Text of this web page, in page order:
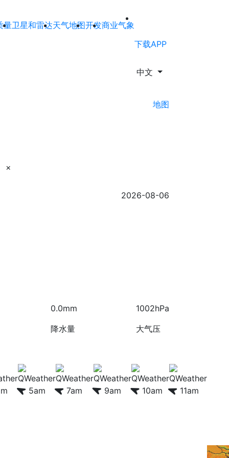
量卫星和雷达天气地图开发商业气象
下载APP
中文
地图
×
2026-08-06
0.0mm
降水量
1002hPa
大气压
5am 7am 9am 10am 11am